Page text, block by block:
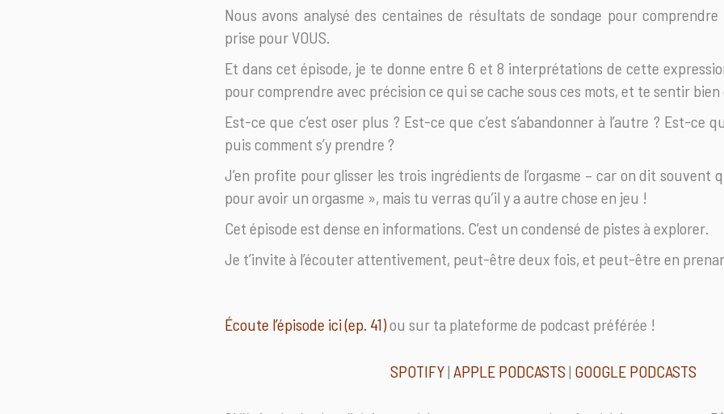
Nous avons analysé des centaines de résultats de sondage pour
prise pour VOUS.
Et dans cet épisode, je te donne entre 6 et 8 interprétations de cette
pour comprendre avec précision ce qui se cache sous ces mots, et te sentir
Est-ce que c’est oser plus ? Est-ce que c’est s’abandonner à l’autre ? Est-ce
puis comment s’y prendre ?
J’en profite pour glisser les trois ingrédients de l’orgasme – car on dit souvent
pour avoir un orgasme », mais tu verras qu’il y a autre chose en jeu !
Cet épisode est dense en informations. C’est un condensé de pistes à explorer.
Je t’invite à l’écouter attentivement, peut-être deux fois, et peut-être en
Écoute l’épisode ici (ep. 41)ou sur ta plateforme de podcast préférée !
SPOTIFY| APPLE PODCASTS | GOOGLE PODCASTS